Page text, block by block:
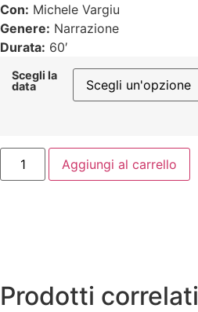
Con: Michele Vargiu
Genere: Narrazione
Durata: 60′
Scegli la
data
Aggiungi al carrello
Prodotti correlati